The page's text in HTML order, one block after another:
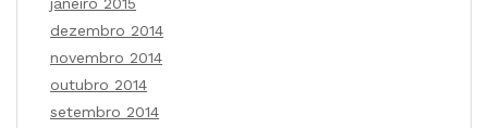
dezembro 2014
novembro 2014
outubro 2014
setembro 2014